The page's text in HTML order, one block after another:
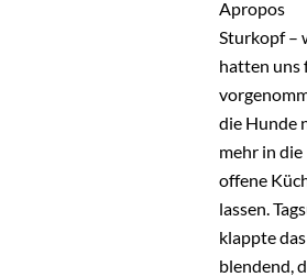
Apropos
Sturkopf –
hatten uns
die Hunde
mehr in die
offene
lassen.
klappte das
blendend,